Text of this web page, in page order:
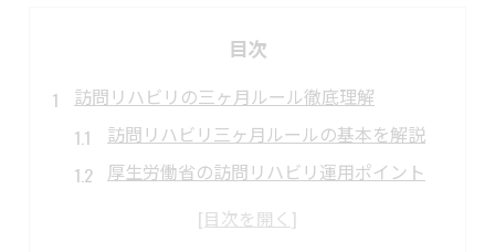
目次
訪問リハビリの三ヶ月ルール徹底理解
訪問リハビリ三ヶ月ルールの基本を解説
厚生労働省の訪問リハビリ運用ポイント
介護報酬と単位表から見る実務の工夫